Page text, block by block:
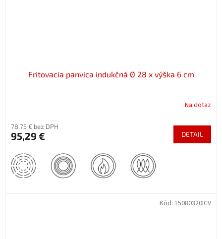
Fritovacia panvica indukčná Ø 28 x výška 6 cm
Na dotaz
78,75 € bez DPH
95,29 € DETAIL
Kód: 15080320ICV